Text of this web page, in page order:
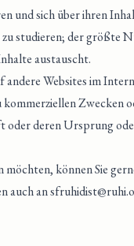
und sich über ihren
studieren; der größte
austauscht.
andere Websites im
Zwecken
oder deren Ursprung
können Sie
auch an